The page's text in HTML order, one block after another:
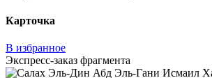
Карточка
В избранное
Экспресс-заказ фрагмента